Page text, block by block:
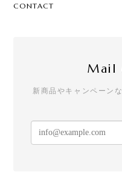
CONTACT
Mail
新商品やキャンペーン